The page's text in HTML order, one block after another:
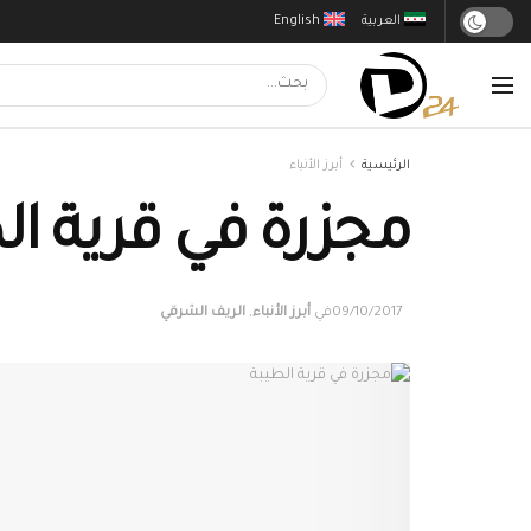
English العربية
الرئيسية أبرز الأنباء
مجزرة في قرية
09/10/2017في أبرز الأنباء, الريف الشرقي